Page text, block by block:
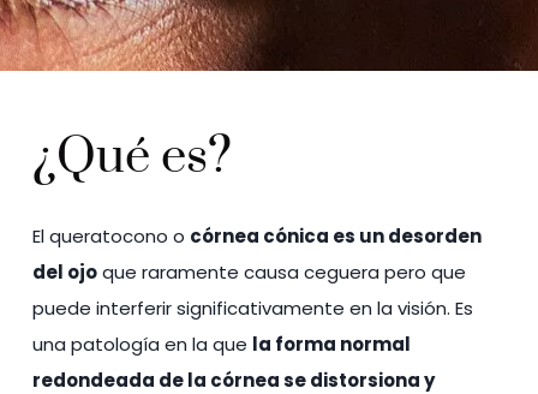
¿Qué es?
El queratocono o córnea cónica es un desorden
del ojoque raramente causa ceguera pero que
puede interferir significativamente en la visión. Es
una patología en la que la forma normal
redondeada de la córnea se distorsiona y